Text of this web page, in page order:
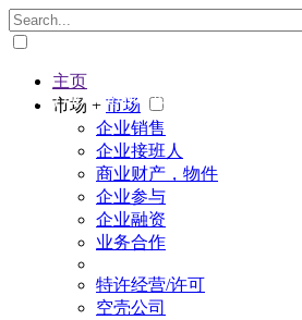
The big marketplace for business
主页
市场 + 市场
企业销售
企业接班人
商业财产，物件
企业参与
企业融资
业务合作
特许经营/许可
空壳公司